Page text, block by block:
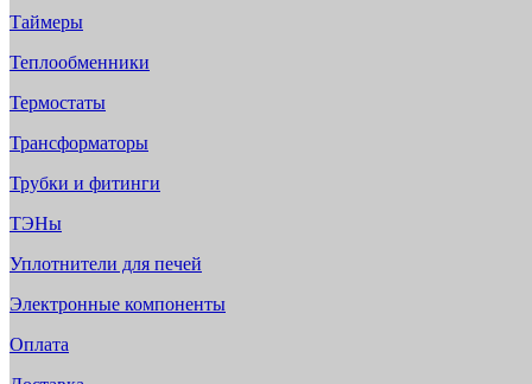
Таймеры
Теплообменники
Термостаты
Трансформаторы
Трубки и фитинги
ТЭНы
Уплотнители для печей
Электронные компоненты
Оплата